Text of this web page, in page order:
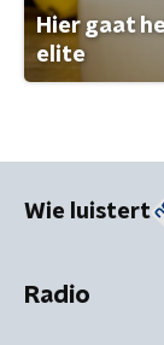
Hier gaat
elite
Wie luistert
Radio